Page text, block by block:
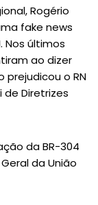
Rogério
fake news
Nos últimos
ao dizer
prejudicou o RN
de Diretrizes
da BR-304
da União